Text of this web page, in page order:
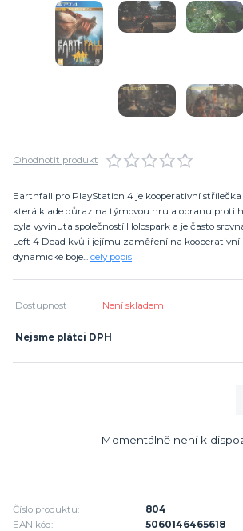
Ohodnotit produkt
Earthfall pro PlayStation 4 je kooperativní střílečka
která klade důraz na týmovou hru a obranu proti
byla vyvinuta společností Holospark a je často
Left 4 Dead kvůli jejímu zaměření na
dynamické boje... celý popis
Dostupnost Není skladem
Nejsme plátci DPH
Momentálně není k
Číslo produktu:
804
EAN kód:
5060146465618